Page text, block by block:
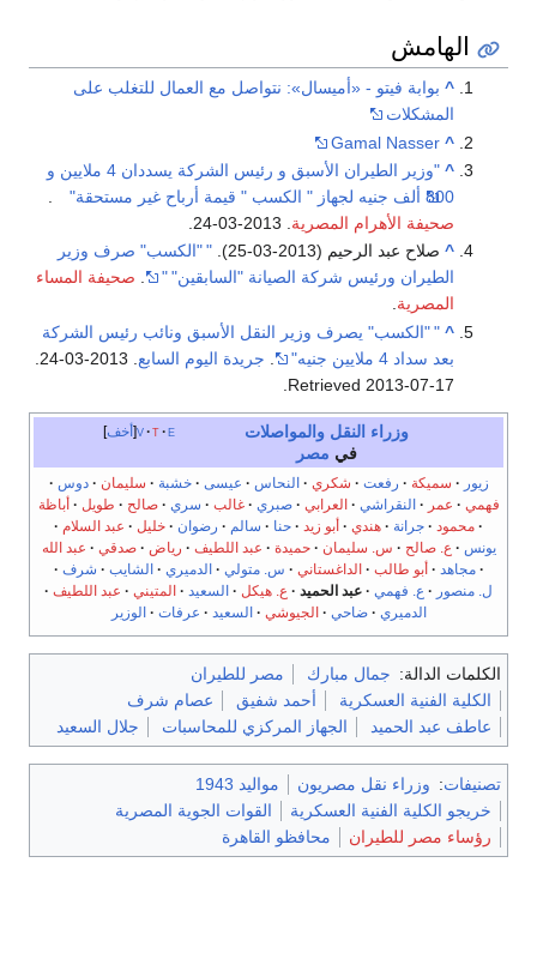
الهامش
^ بوابة فيتو - «أميسال»: نتواصل مع العمال للتغلب على
المشكلات
^
Gamal Nasser
^
"وزير الطيران الأسبق و رئيس الشركة يسددان 4 ملايين و
800 ألف جنيه لجهاز " الكسب " قيمة أرباح غير مستحقة"
صحيفة الأهرام المصرية
^ صلاح عبد الرحيم (2013-03-25). " "الكسب" صرف وزير
الطيران ورئيس شركة الصيانة "السابقين" "
. صحيفة المساء
المصرية.
^
" "الكسب" يصرف وزير النقل الأسبق ونائب رئيس الشركة
بعد سداد 4 ملايين جنيه"
جريدة اليوم السابع
Retrieved 2013-07-17
أخف v t e
وزراء النقل والمواصلات
في مصر
زيور سميكة رفعت شكري النحاس عيسى خشبة سليمان
دوس
فهمي
عمر النقراشي العرابي صبري غالب سري صالح طويل
أباظة
محمود
جرانة هندي أبو زيد حنا سالم رضوان خليل
عبد السلام
يونس
ع. صالح س. سليمان حميدة عبد اللطيف رياض صدقي
عبد الله
مجاهد
أبو طالب الداغستاني س. متولي الدميري الشايب
شرف
ل. منصور
ع. فهمي عبد الحميد ع. هيكل السعيد المتيني
عبد اللطيف
الدميري
ضاحي الجيوشي السعيد عرفات الوزير
الكلمات الدالة: جمال مبارك
مصر للطيران
الكلية الفنية العسكرية
أحمد شفيق
عصام شرف
عاطف عبد الحميد
الجهاز المركزي للمحاسبات جلال السعيد
تصنيفات: وزراء نقل مصريون
مواليد 1943
خريجو الكلية الفنية العسكرية
القوات الجوية المصرية
رؤساء مصر للطيران
محافظو القاهرة